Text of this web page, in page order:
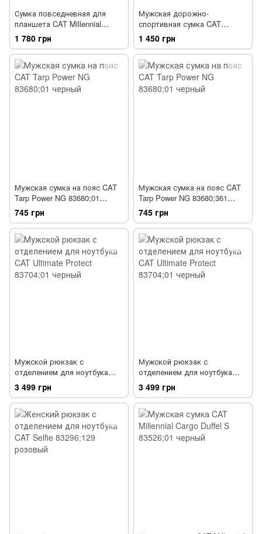
Сумка повседневная для
планшета CAT Millennial
Ultimate Protect 83460;01
черный
1 780 грн
Мужская дорожно-
спортивная сумка CAT
Combat Visiflash 83462;01
черный
1 450 грн
Мужская сумка на пояс CAT
Tarp Power NG 83680;01
черный
745 грн
Мужская сумка на пояс CAT
Tarp Power NG 83680;361
серый камуфляж
745 грн
Мужской рюкзак с
отделением для ноутбука
CAT Ultimate Protect 83704;01
черный
3 499 грн
Мужской рюкзак с
отделением для ноутбука
CAT Ultimate Protect
83704;215 синий
3 499 грн